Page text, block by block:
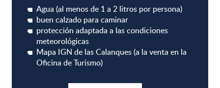
Agua (al menos de 1 a 2 litros por persona)
buen calzado para caminar
protección adaptada a las condiciones
meteorológicas
Mapa IGN de las Calanques (a la venta en la
Oficina de Turismo)